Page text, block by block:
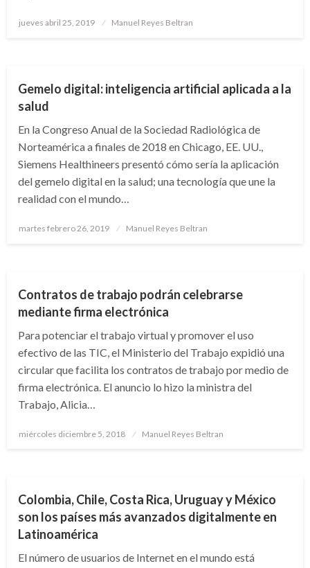
Publicado
jueves abril 25, 2019 Manuel Reyes Beltran
Gemelo digital: inteligencia artificial aplicada a la
salud
En la Congreso Anual de la Sociedad Radiológica de
Norteamérica a finales de 2018 en Chicago, EE. UU.,
Siemens Healthineers presentó cómo sería la aplicación
del gemelo digital en la salud; una tecnología que une la
realidad con el mundo…
Publicado
martes febrero 26, 2019 Manuel Reyes Beltran
Contratos de trabajo podrán celebrarse
mediante firma electrónica
Para potenciar el trabajo virtual y promover el uso
efectivo de las TIC, el Ministerio del Trabajo expidió una
circular que facilita los contratos de trabajo por medio de
firma electrónica. El anuncio lo hizo la ministra del
Trabajo, Alicia…
Publicado
miércoles diciembre 5, 2018 Manuel Reyes Beltran
Colombia, Chile, Costa Rica, Uruguay y México
son los países más avanzados digitalmente en
Latinoamérica
El número de usuarios de Internet en el mundo está